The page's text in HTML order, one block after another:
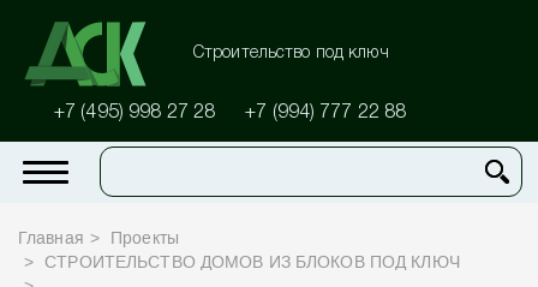
Строительство под ключ
+7 (495) 998 27 28 +7 (994) 777 22 88
Главная
Проекты
СТРОИТЕЛЬСТВО ДОМОВ ИЗ БЛОКОВ ПОД КЛЮЧ